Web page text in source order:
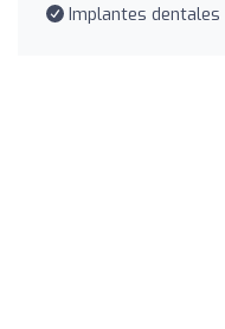
Implantes dentales